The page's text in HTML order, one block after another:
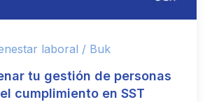
laboral / Buk
tu gestión de personas
cumplimiento en SST